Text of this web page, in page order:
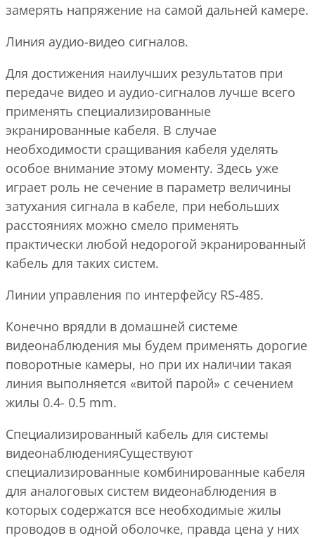
замерять напряжение на самой дальней камере.
Линия аудио-видео сигналов.
Для достижения наилучших результатов при
передаче видео и аудио-сигналов лучше всего
применять специализированные
экранированные кабеля. В случае
необходимости сращивания кабеля уделять
особое внимание этому моменту. Здесь уже
играет роль не сечение в параметр величины
затухания сигнала в кабеле, при небольших
расстояниях можно смело применять
практически любой недорогой экранированный
кабель для таких систем.
Линии управления по интерфейсу RS-485.
Конечно врядли в домашней системе
видеонаблюдения мы будем применять дорогие
поворотные камеры, но при их наличии такая
линия выполняется «витой парой» c сечением
жилы 0.4- 0.5 mm.
Специализированный кабель для системы
видеонаблюденияСуществуют
специализированные комбинированные кабеля
для аналоговых систем видеонаблюдения в
которых содержатся все необходимые жилы
проводов в одной оболочке, правда цена у них